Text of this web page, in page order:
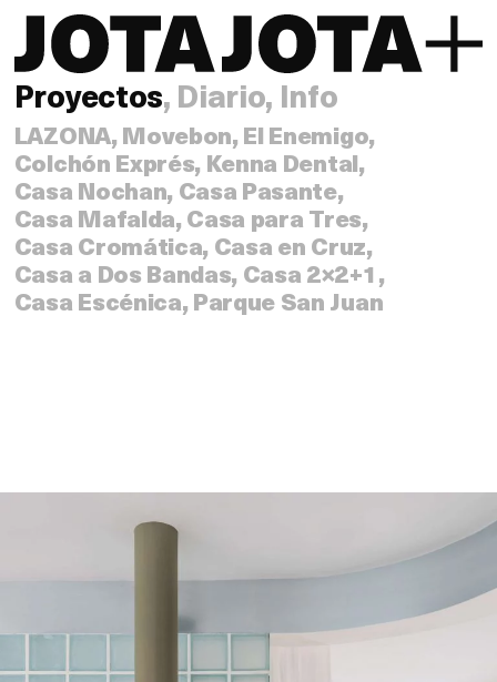
Proyectos, Diario, Info
LAZONA,Movebon,El Enemigo,
Colchón Exprés, Kenna Dental,
Casa Nochan, Casa Pasante,
Casa Mafalda,Casa para Tres,
Casa Cromática, Casa en Cruz,
Casa a Dos Bandas, Casa 2×2+1,
Casa Escénica,Parque San Juan